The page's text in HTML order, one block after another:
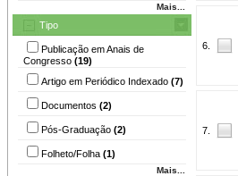
Mais...
Tipo
Publicação em Anais de
Congresso (19)
Artigo em Periódico Indexado (7)
Documentos (2)
Pós-Graduação (2)
Folheto/Folha (1)
Mais...
6.
7.